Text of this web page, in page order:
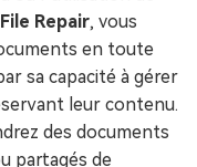
Repair, vous
en toute
sa capacité à gérer
leur contenu.
des documents
partagés de